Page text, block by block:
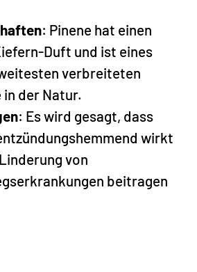
: Pinene hat einen
Duft und ist eines
verbreiteten
in der Natur.
: Es wird gesagt, dass
wirkt
von
beitragen